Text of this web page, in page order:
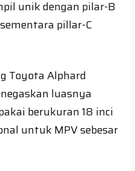
unik dengan pilar-B
pillar-C
Toyota Alphard
luasnya
berukuran 18 inci
untuk MPV sebesar